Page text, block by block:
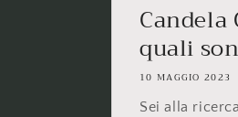
Candela
quali
10 MAGGIO 2023
Sei alla